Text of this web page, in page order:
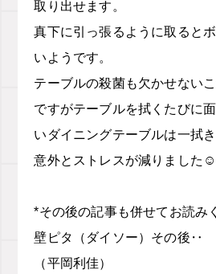
取り出せます。
真下に引っ張るように取ると
いようです。
テーブルの殺菌も欠かせない
ですがテーブルを拭くたびに
いダイニングテーブルは一拭き
意外とストレスが減りました☺️
*その後の記事も併せてお読み
壁ピタ（ダイソー）その後‥
（平岡利佳）